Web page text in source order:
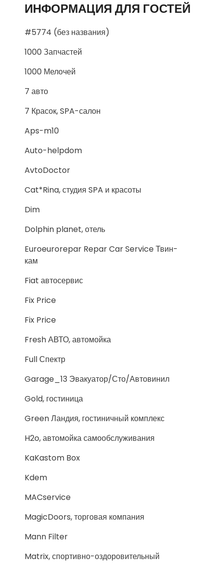
ИНФОРМАЦИЯ ДЛЯ ГОСТЕЙ
#5774 (без названия)
1000 Запчастей
1000 Мелочей
7 авто
7 Красок, SPA-салон
Aps-m10
Auto-helpdom
AvtoDoctor
Cat*Rina, студия SPA и красоты
Dim
Dolphin planet, отель
Euroeurorepar Repar Car Service Твин-
кам
Fiat автосервис
Fix Price
Fix Price
Fresh АВТО, автомойка
Full Спектр
Garage_13 Эвакуатор/Сто/Автовинил
Gold, гостиница
Green Ландия, гостиничный комплекс
H2o, автомойка самообслуживания
KaKastom Box
Kdem
MACservice
MagicDoors, торговая компания
Mann Filter
Matrix, спортивно-оздоровительный